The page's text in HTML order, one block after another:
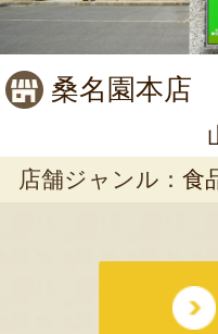
桑名園本店
店舗ジャンル： 食